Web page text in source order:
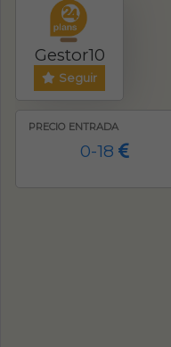
Gestor10
Seguir
PRECIO ENTRADA
0-18